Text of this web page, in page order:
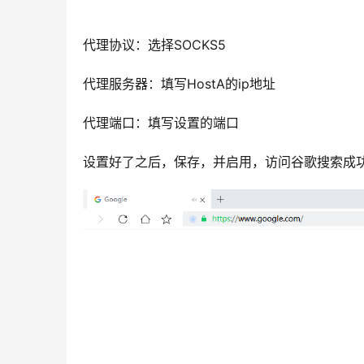
代理协议：选择SOCKS5
代理服务器：填写HostA的ip地址
代理端口：填写设置的端口
设置好了之后，保存，并启用，访问谷歌搜索成